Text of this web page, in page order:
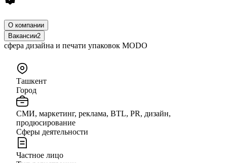
О компании
Вакансии2
сфера дизайна и печати упаковок MODO
Ташкент
Город
СМИ, маркетинг, реклама, BTL, PR, дизайн,
продюсирование
Сферы деятельности
Частное лицо